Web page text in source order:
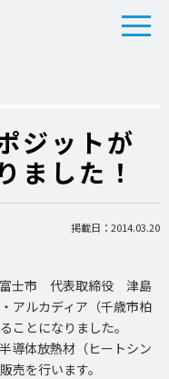
ジットが
ました！
掲載日：2014.03.20
富士市 代表取締役 津島
アルカディア（千歳市柏
ことになりました。
導体放熱材（ヒートシン
売を行います。